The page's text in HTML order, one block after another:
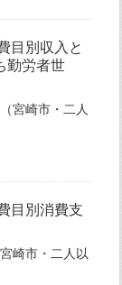
目別収入と
勤労者世
宮崎市・二人
目別消費支
崎市・二人以